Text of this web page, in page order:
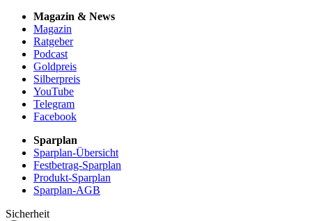
Magazin & News
Magazin
Ratgeber
Podcast
Goldpreis
Silberpreis
YouTube
Telegram
Facebook
Sparplan
Sparplan-Übersicht
Festbetrag-Sparplan
Produkt-Sparplan
Sparplan-AGB
Sicherheit